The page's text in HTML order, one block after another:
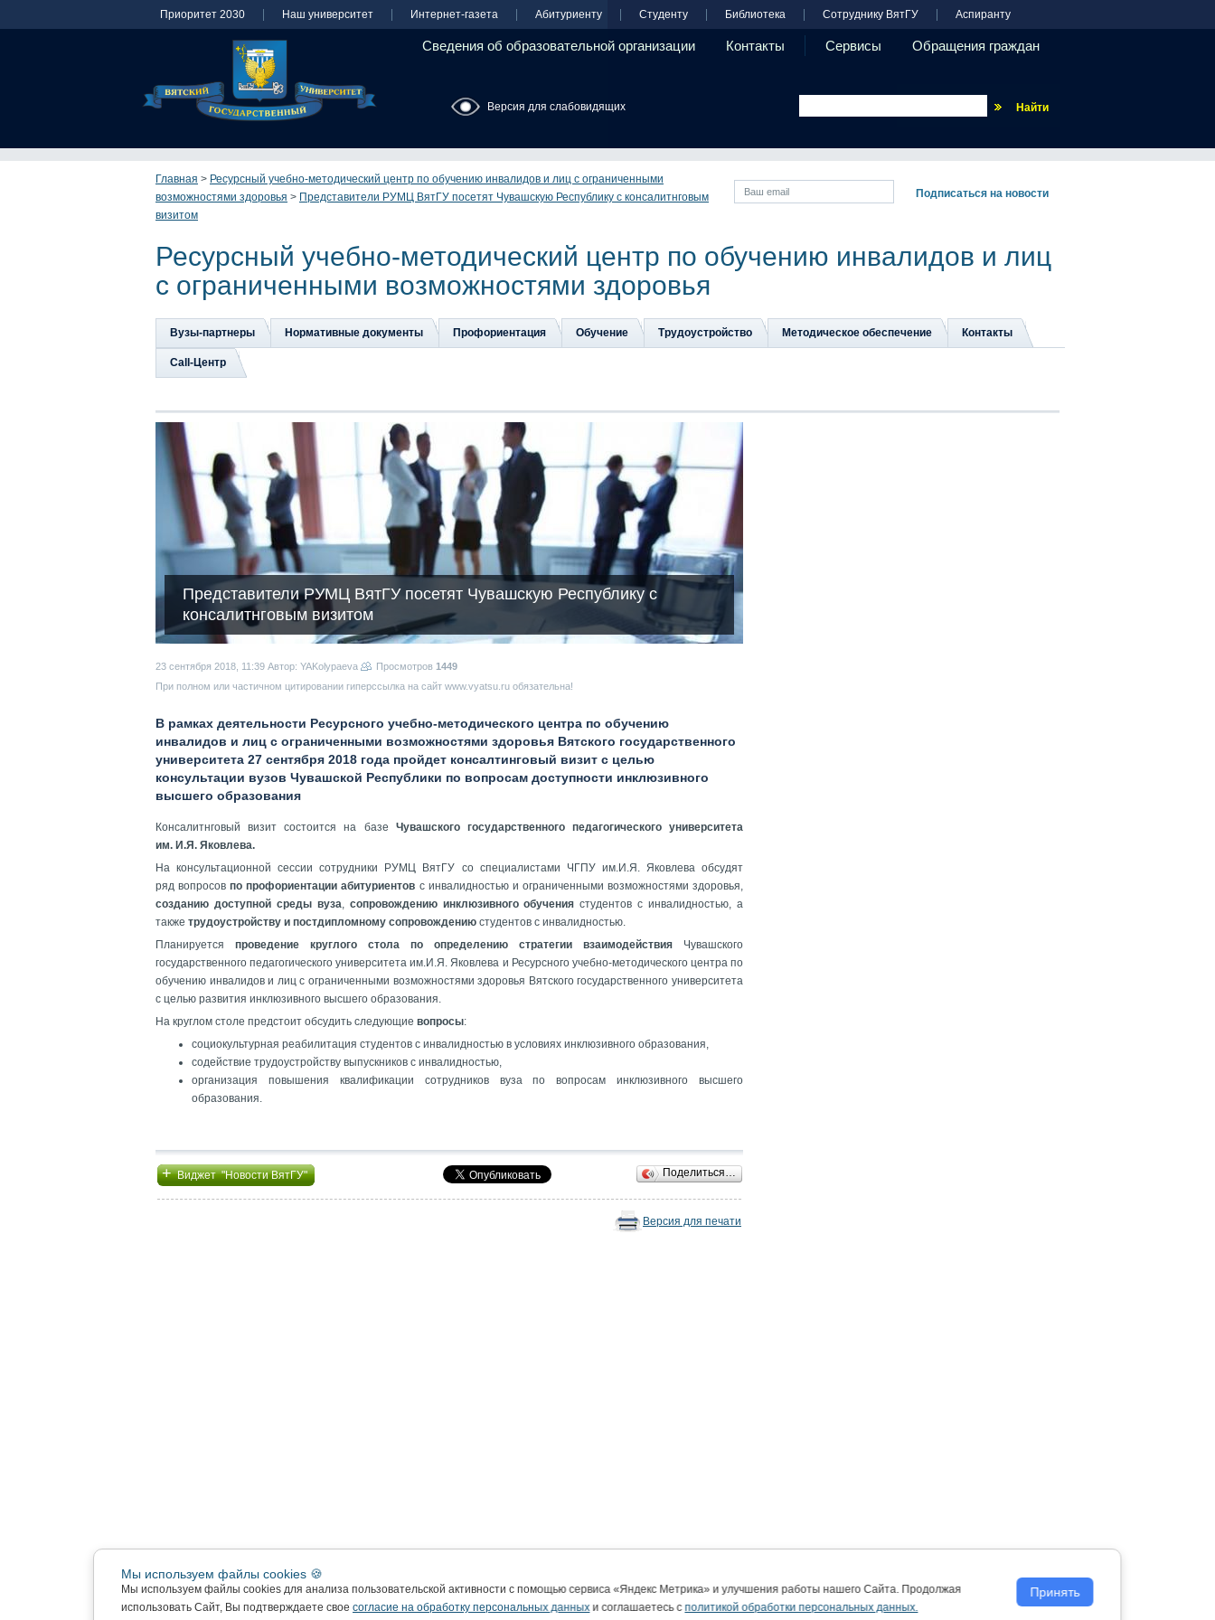
Приоритет 2030 Наш университет Интернет-газета Абитуриенту Студенту Библиотека Сотруднику ВятГУ Аспиранту
Сведения об образовательной организации Контакты Сервисы Обращения граждан
Версия для слабовидящих
Главная > Ресурсный учебно-методический центр по обучению инвалидов и лиц с ограниченными
возможностями здоровья > Представители РУМЦ ВятГУ посетят Чувашскую Республику с консалитнговым
визитом
Ресурсный учебно-методический центр по обучению инвалидов и лиц
с ограниченными возможностями здоровья
Вузы-партнеры Нормативные документы Профориентация Обучение Трудоустройство Методическое обеспечение Контакты
Сall-Центр
Представители РУМЦ ВятГУ посетят Чувашскую Республику с
консалитнговым визитом
23 сентября 2018, 11:39 Автор: YAKolypaeva Просмотров 1449
При полном или частичном цитировании гиперссылка на сайт www.vyatsu.ru обязательна!
В рамках деятельности Ресурсного учебно-методического центра по обучению
инвалидов и лиц с ограниченными возможностями здоровья Вятского государственного
университета 27 сентября 2018 года пройдет консалтинговый визит с целью
консультации вузов Чувашской Республики по вопросам доступности инклюзивного
высшего образования
Консалитнговый визит состоится на базе Чувашского государственного педагогического университета
им. И.Я. Яковлева.
На консультационной сессии сотрудники РУМЦ ВятГУ со специалистами ЧГПУ им.И.Я. Яковлева обсудят
ряд вопросовпо профориентации абитуриентов с инвалидностью и ограниченными возможностями здоровья,
созданию доступной среды вуза, сопровождению инклюзивного обучениястудентов с инвалидностью, а
также трудоустройству и постдипломному сопровождению студентов с инвалидностью.
Планируется проведение круглого стола по определению стратегии взаимодействия Чувашского
государственного педагогического университета им.И.Я. Яковлева и Ресурсного учебно-методического центра по
обучению инвалидов и лиц с ограниченными возможностями здоровья Вятского государственного университета
с целью развития инклюзивного высшего образования.
На круглом столе предстоит обсудить следующие вопросы:
социокультурная реабилитация студентов с инвалидностью в условиях инклюзивного образования,
содействие трудоустройству выпускников с инвалидностью,
организация повышения квалификации сотрудников вуза по вопросам инклюзивного высшего
образования.
+Виджет "Новости ВятГУ" Поделиться…
Версия для печати
Мы используем файлы cookies 🍪
Мы используем файлы cookies для анализа пользовательской активности с помощью сервиса «Яндекс Метрика» и улучшения работы нашего Сайта. Продолжая
использовать Сайт, Вы подтверждаете своесогласие на обработку персональных данныхи соглашаетесь сполитикой обработки персональных данных.
Принять